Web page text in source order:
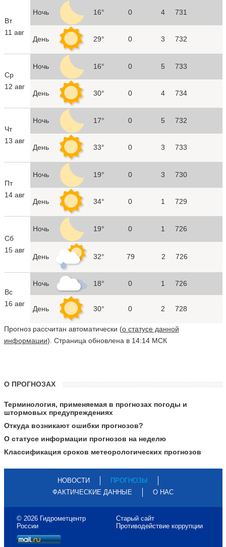
Вт
11 авг
Ночь 16° 0 4 731
День 29° 0 3 732
Ср
12 авг
Ночь 16° 0 5 733
День 30° 0 4 734
Чт
13 авг
Ночь 17° 0 5 732
День 33° 0 3 733
Пт
14 авг
Ночь 19° 0 3 730
День 34° 0 1 729
Сб
15 авг
Ночь 19° 0 1 726
День 32° 79 2 726
Вс
16 авг
Ночь 18° 0 1 726
День 30° 0 2 728
Прогноз рассчитан автоматически (о статусе данной
информации). Страница обновлена в 14:14 МСК
О ПРОГНОЗАХ
Терминология, применяемая в прогнозах погоды и
штормовых предупреждениях
Откуда возникают ошибки прогнозов?
О статусе информации прогнозов на неделю
Классификация сроков метеорологических прогнозов
НОВОСТИ
ПРОГНОЗЫ
ФАКТИЧЕСКИЕ ДАННЫЕ
О НАС
© 2026 Гидрометцентр
России
Старый сайт
Противодействие коррупции